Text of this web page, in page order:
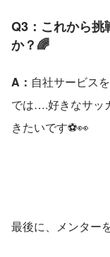
Q3：これから挑
か？🌈
A： 自社サービス
では….好きなサッ
きたいです⚽👀
最後に、メンター